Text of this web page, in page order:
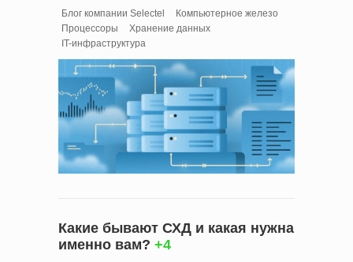
Блог компании Selectel
Компьютерное железо
Процессоры
Хранение данных
IT-инфраструктура
Какие бывают СХД и какая нужна
именно вам? +4